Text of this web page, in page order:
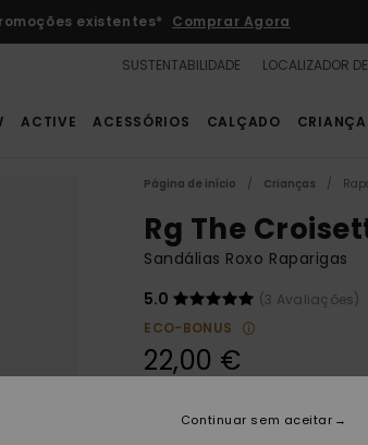
existentes* Comprar Agora
SUSTENTABILIDADE LOCALIZADOR
ACTIVE ACESSÓRIOS CALÇADO
Página de início Crianças
Rg The
Sandálias Roxo Raparigas
5.0
(3 Avaliações)
ECO-BONUS
22,00 €
Crocus
Continuar sem aceitar